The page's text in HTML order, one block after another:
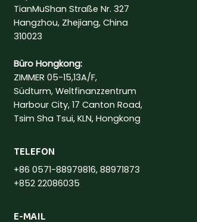
TianMuShan Straße Nr. 327
Hangzhou, Zhejiang, China
310023
Büro Hongkong:
ZIMMER 05-15,13A/F,
Südturm, Weltfinanzzentrum
Harbour City, 17 Canton Road,
Tsim Sha Tsui, KLN, Hongkong
TELEFON
+86 0571-88979816, 88971873
+852 22086035
E-MAIL